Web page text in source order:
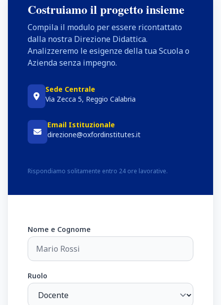
Costruiamo il progetto insieme
Compila il modulo per essere ricontattato
dalla nostra Direzione Didattica.
Analizzeremo le esigenze della tua Scuola o
Azienda senza impegno.
Sede Centrale
Via Zecca 5, Reggio Calabria
Email Istituzionale
direzione@oxfordinstitutes.it
Rispondiamo solitamente entro 24 ore lavorative.
Nome e Cognome
Ruolo